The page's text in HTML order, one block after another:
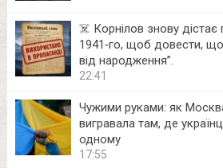
☠️ Корнілов знову дістає
1941‑го, щоб довести, що
від народження”.
22:41
Чужими руками: як
вигравала там, де
одному
17:55